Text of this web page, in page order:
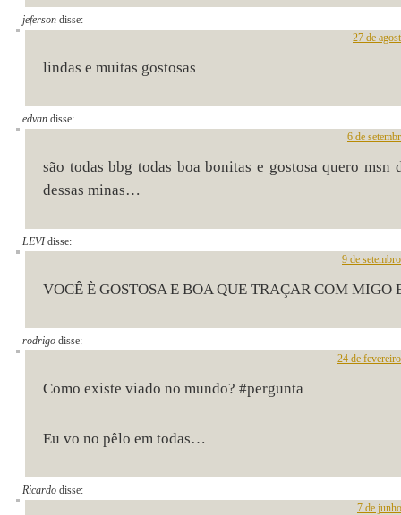
jeferson disse:
27 de
lindas e muitas gostosas
edvan disse:
6 de
são todas bbg todas boa bonitas e gostosa quero msn
dessas minas…
LEVI disse:
9 de
VOCÊ È GOSTOSA E BOA QUE TRAÇAR COM MIGO
rodrigo disse:
24 de
Como existe viado no mundo? #pergunta
Eu vo no pêlo em todas…
Ricardo disse:
7 de